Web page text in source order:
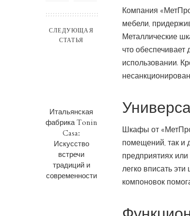
СЛЕДУЮЩАЯ
СТАТЬЯ
Итальянская
фабрика Tonin
Casa:
Искусство
встречи
традиций и
современности
Компания
мебели,
Металлические
что
использовании.
Шкафы от
помещений, так и
предприятиях
легко вписать
компоновок